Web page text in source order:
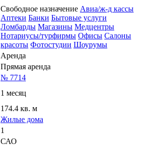
Свободное назначение Авиа/ж-д кассы
Аптеки Банки Бытовые услуги
Ломбарды Магазины Медцентры
Нотариусы/турфирмы Офисы Салоны
красоты Фотостудии Шоурумы
Аренда
Прямая аренда
№ 7714
1 месяц
174.4 кв. м
Жилые дома
1
САО